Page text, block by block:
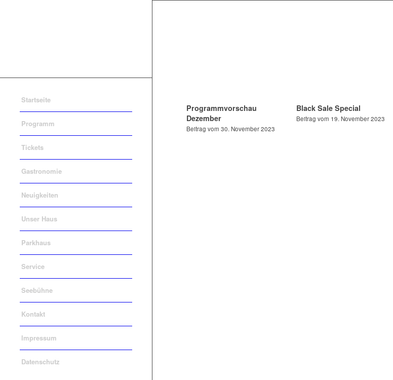
Startseite
Programm
Tickets
Gastronomie
Neuigkeiten
Unser Haus
Parkhaus
Service
Seebühne
Kontakt
Impressum
Datenschutz
Programmvorschau
Dezember
Beitrag vom 30. November 2023
Black Sale Special
Beitrag vom 19. November 2023